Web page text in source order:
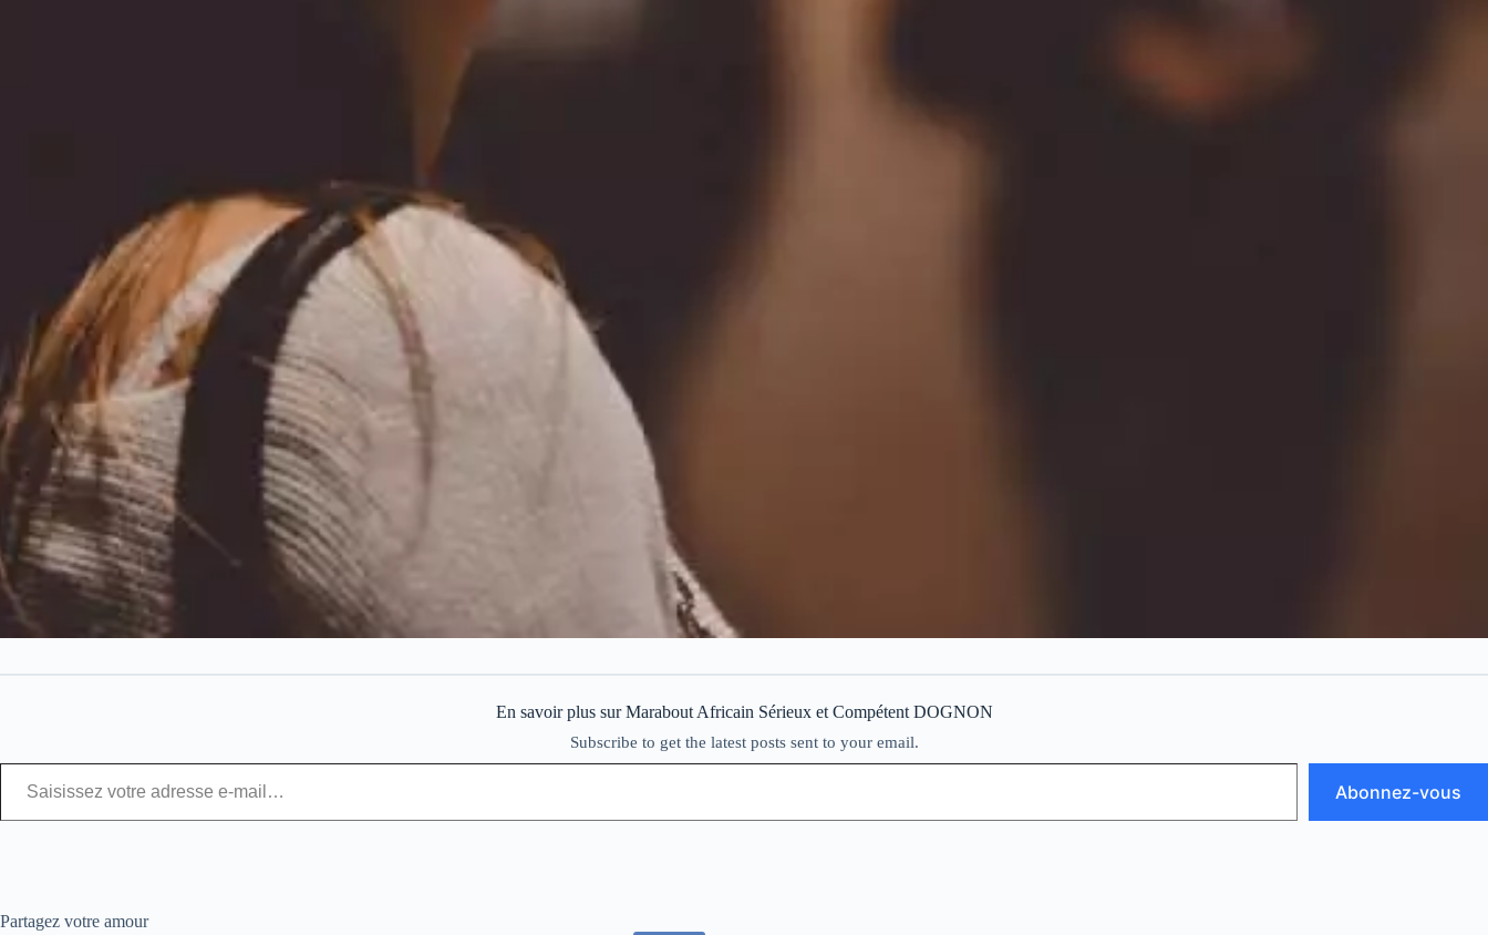
En savoir plus sur Marabout Africain Sérieux et Compétent DOGNON
Subscribe to get the latest posts sent to your email.
Abonnez-vous
Partagez votre amour